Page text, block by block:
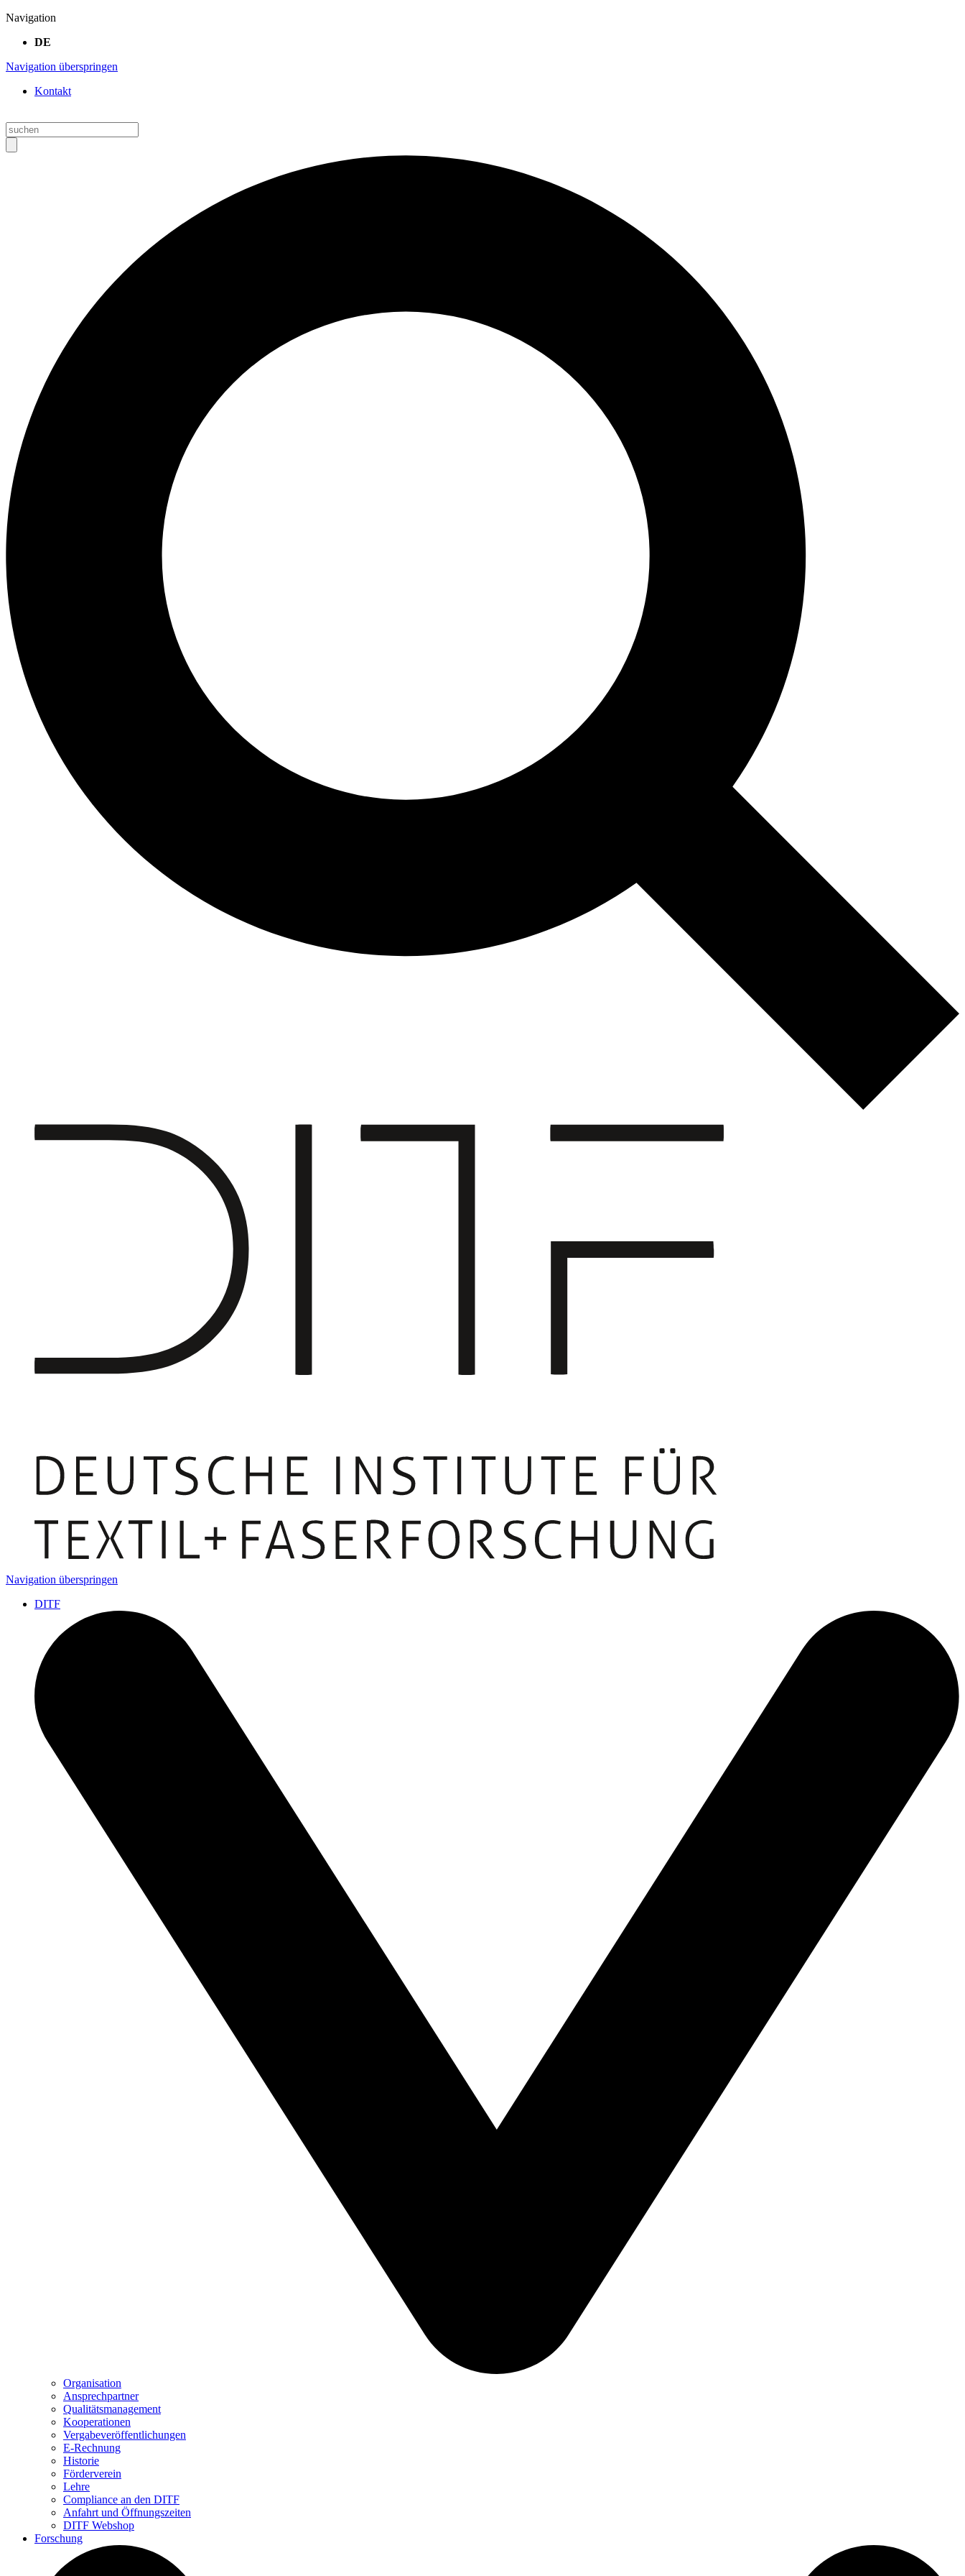
Navigation
DE
Navigation überspringen
Kontakt
Navigation überspringen
DITF
Organisation
Ansprechpartner
Qualitätsmanagement
Kooperationen
Vergabeveröffentlichungen
E-Rechnung
Historie
Förderverein
Lehre
Compliance an den DITF
Anfahrt und Öffnungszeiten
DITF Webshop
Forschung